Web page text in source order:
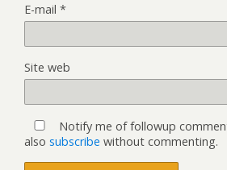
E-mail *
Site web
Notify me of followup
also subscribe without commenting.